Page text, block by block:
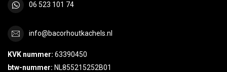
06 523 101 74
info@bacorhoutkachels.nl
KVK nummer: 63390450
btw-nummer: NL855215252B01